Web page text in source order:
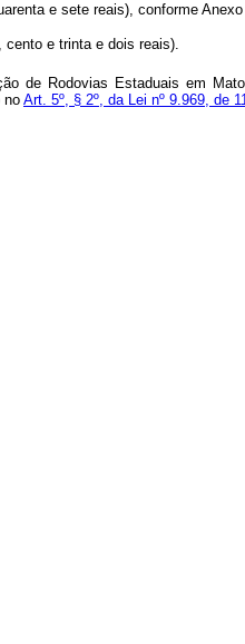
e sete reais), conforme
cento e trinta e dois reais).
de Rodovias Estaduais em
no Art. 5º, § 2º, da Lei nº 9.969, de